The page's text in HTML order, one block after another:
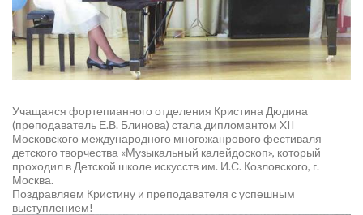
Учащаяся фортепианного отделения Кристина Дюдина
(преподаватель Е.В. Блинова) стала дипломантом XII
Московского международного многожанрового фестиваля
детского творчества «Музыкальный калейдоскоп», который
проходил в Детской школе искусств им. И.С. Козловского, г.
Москва.
Поздравляем Кристину и преподавателя с успешным
выступлением!